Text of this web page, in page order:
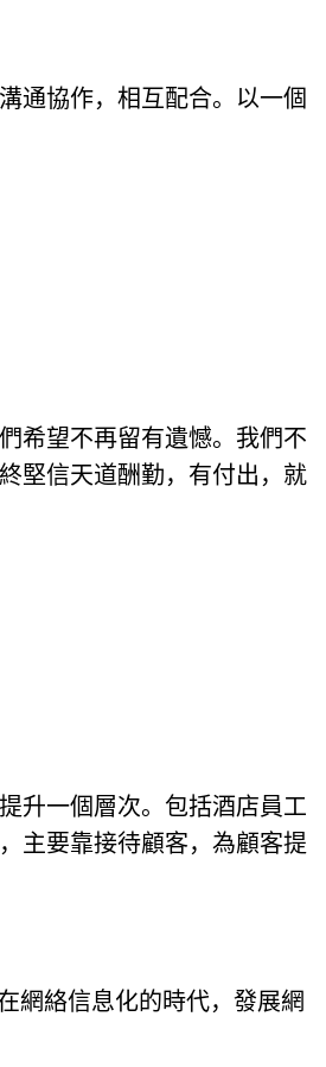
通協作，相互配合。以一個
希望不再留有遺憾。我們不
堅信天道酬勤，有付出，就
升一個層次。包括酒店員工
主要靠接待顧客，為顧客提
網絡信息化的時代，發展網